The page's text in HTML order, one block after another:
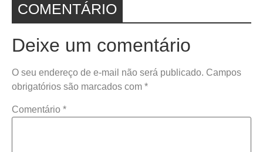
COMENTÁRIO
Deixe um comentário
O seu endereço de e-mail não será publicado. Campos
obrigatórios são marcados com *
Comentário *